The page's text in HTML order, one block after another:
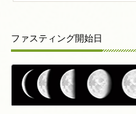
ファスティング開始日